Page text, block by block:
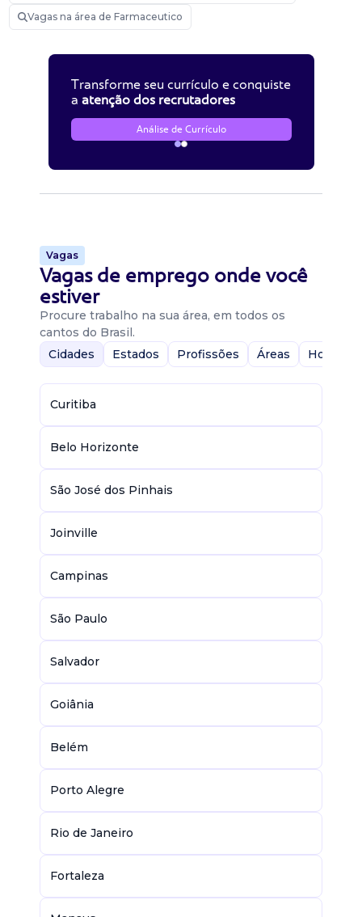
Vagas na área de Farmaceutico
Transforme seu currículo e conquiste
a atenção dos recrutadores
Análise de Currículo
Vagas
Vagas de emprego onde você
estiver
Procure trabalho na sua área, em todos os
cantos do Brasil.
Cidades
Estados Profissões Áreas Home-
Curitiba
Belo Horizonte
São José dos Pinhais
Joinville
Campinas
São Paulo
Salvador
Goiânia
Belém
Porto Alegre
Rio de Janeiro
Fortaleza